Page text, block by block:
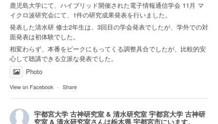
鹿児島大学にて、ハイブリッド開催された電子情報通信学会 11月 マ
イクロ波研究会にて、1件の研究成果発表を行いました。
発表した清水研 修士2年生は、3回目の学会発表でしたが、学外での対
面発表は初体験でした。
相変わらず、本番をピークにもってくる調整具合でしたが、比較的安
心して聴講できる立派な発表でした。
Photo
View on Facebook · Share
宇都宮大学 古神研究室 & 清水研究室 宇都宮大学 古神研
究室 & 清水研究室さんは栃木県 宇都宮市にいます。